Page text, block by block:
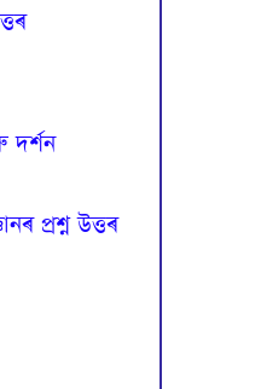
দৰ্শন
প্ৰশ্ন উত্তৰ